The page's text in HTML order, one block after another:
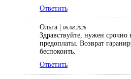
Ответить
Ольга | 06.08.2026
Здравствуйте, нужен срочно
предоплаты. Возврат
беспокоить.
Ответить